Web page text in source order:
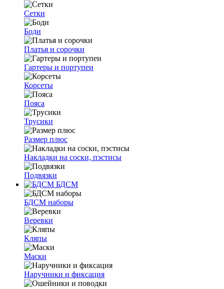
Сетки
Боди
Платья и сорочки
Гартеры и портупеи
Корсеты
Пояса
Трусики
Размер плюс
Накладки на соски, пэстисы
Подвязки
БДСМ
БДСМ наборы
Веревки
Кляпы
Маски
Наручники и фиксация